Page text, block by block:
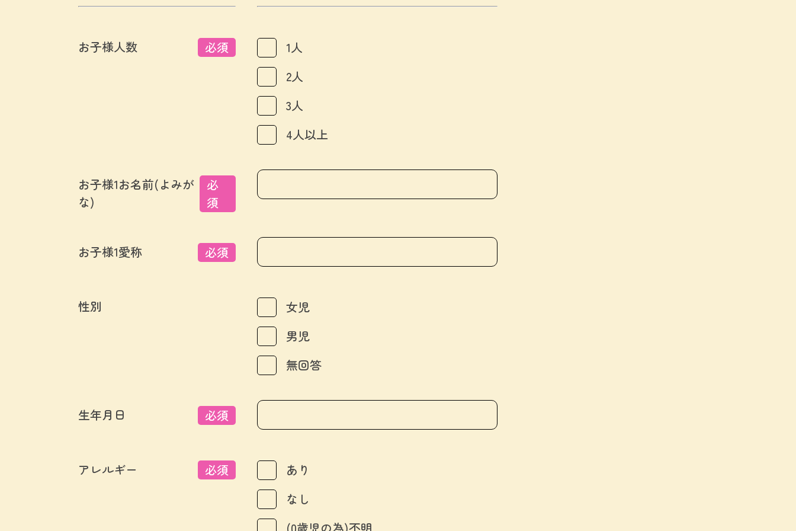
お子様人数 必須
1人
2人
3人
4人以上
お子様1お名前(よみが
な)
必
須
お子様1愛称 必須
性別
女児
男児
無回答
生年月日 必須
アレルギー 必須
あり
なし